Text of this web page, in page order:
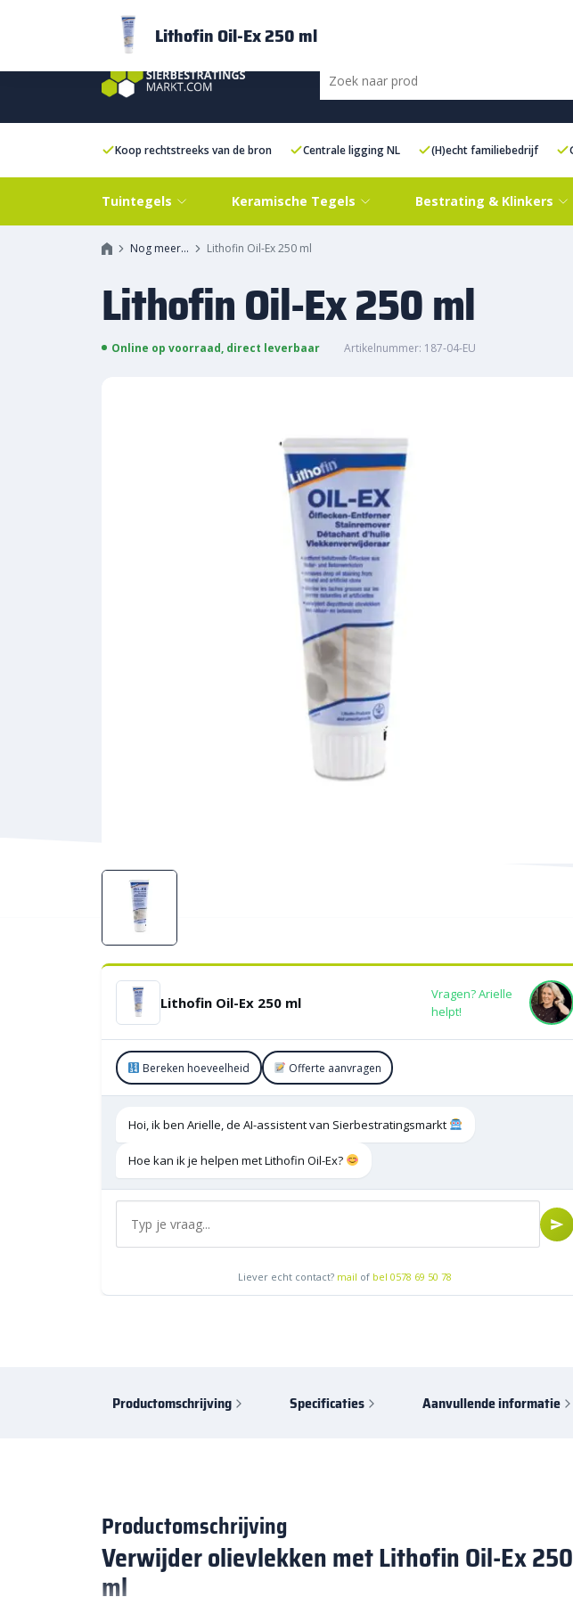
Bezorging
Koop rechtstreeks van de bron Centrale ligging NL (H)echt familiebedrijf
Tuintegels Keramische Tegels Bestrating & Klinkers
Nog meer… Lithofin Oil-Ex 250 ml
Lithofin Oil-Ex 250 ml
Online op voorraad, direct leverbaar Artikelnummer: 187-04-EU
Lithofin Oil-Ex 250 ml
Vragen? Arielle
helpt!
Bereken hoeveelheid Offerte aanvragen
Hoi, ik ben Arielle, de AI-assistent van Sierbestratingsmarkt
Hoe kan ik je helpen met Lithofin Oil-Ex?
Liever echt contact? mail of bel 0578 69 50 78
Productomschrijving Specificaties Aanvullende informatie
Productomschrijving
Verwijder olievlekken met Lithofin Oil-Ex 250
ml
Lithofin Oil-Ex 250 ml